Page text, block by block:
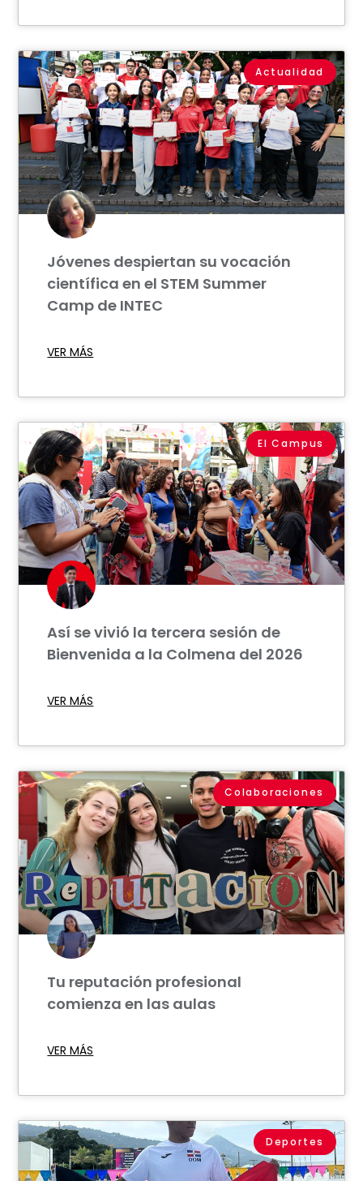
Actualidad
Jóvenes despiertan su vocación
científica en el STEM Summer
Camp de INTEC
VER MÁS
El Campus
Así se vivió la tercera sesión de
Bienvenida a la Colmena del 2026
VER MÁS
Colaboraciones
Tu reputación profesional
comienza en las aulas
VER MÁS
Deportes